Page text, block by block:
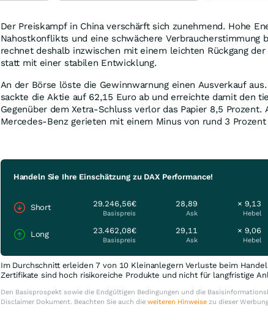
Der Preiskampf in China verschärft sich zunehmend. Hohe
Nahostkonflikts und eine schwächere Verbraucherstimmung
rechnet deshalb inzwischen mit einem leichten Rückgang
statt mit einer stabilen Entwicklung.
An der Börse löste die Gewinnwarnung einen Ausverkauf
sackte die Aktie auf 62,15 Euro ab und erreichte damit den
Gegenüber dem Xetra-Schluss verlor das Papier 8,5 Prozent.
Mercedes-Benz gerieten mit einem Minus von rund 3
Handeln Sie Ihre Einschätzung zu DAX Performance!
Short 29.246,56€
Basispreis
28,89
Ask
× 9,13
Hebel
Long 23.462,08€
Basispreis
29,11
Ask
× 9,06
Hebel
Im Durchschnitt erleiden 7 von 10 Kleinanlegern Verluste beim
Zertifikate sind hoch risikoreiche Produkte und nicht für langfristige
Den Basisprospekt sowie die Endgültigen Bedingungen und die
Disclaimer Dokument. Beachten Sie auch die weiteren Hinweisezu dieser